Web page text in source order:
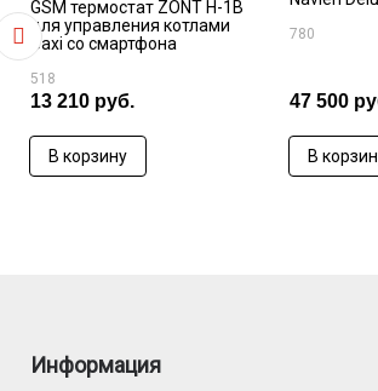
- ГВС - G 1/2 дюйма
- Газ - G 3/4 дюйма
- Габариты (ВхШхГ) - 665х400х255 мм
GSM термостат ZONT H-1B
для управления котлами
Baxi со смартфона
518
13 210 руб.
В корзину
780
47 500
В
Информация